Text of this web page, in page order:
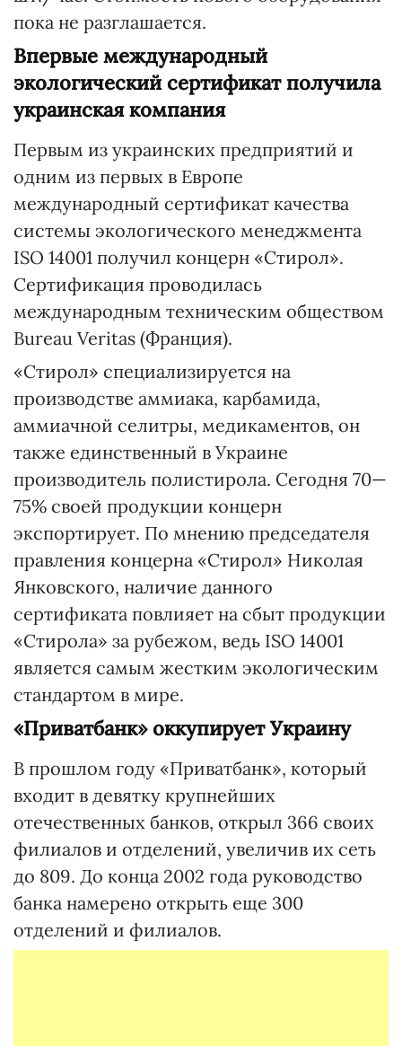
пока не разглашается.
Впервые международный
экологический сертификат получила
украинская компания
Первым из украинских предприятий и
одним из первых в Европе
международный сертификат качества
системы экологического менеджмента
ISO 14001 получил концерн «Стирол».
Сертификация проводилась
международным техническим обществом
Bureau Veritas (Франция).
«Стирол» специализируется на
производстве аммиака, карбамида,
аммиачной селитры, медикаментов, он
также единственный в Украине
производитель полистирола. Сегодня 70—
75% своей продукции концерн
экспортирует. По мнению председателя
правления концерна «Стирол» Николая
Янковского, наличие данного
сертификата повлияет на сбыт продукции
«Стирола» за рубежом, ведь ISO 14001
является самым жестким экологическим
стандартом в мире.
«Приватбанк» оккупирует Украину
В прошлом году «Приватбанк», который
входит в девятку крупнейших
отечественных банков, открыл 366 своих
филиалов и отделений, увеличив их сеть
до 809. До конца 2002 года руководство
банка намерено открыть еще 300
отделений и филиалов.